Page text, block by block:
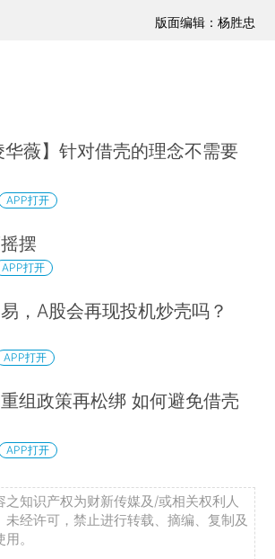
版面编辑：杨胜忠
华薇】针对借壳的理念不需要
APP打开
摆
APP打开
，A股会再现投机炒壳吗？
APP打开
重组政策再松绑 如何避免借壳
APP打开
之知识产权为财新传媒及/或相关权利人
未经许可，禁止进行转载、摘编、复制及
。